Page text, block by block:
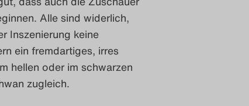
Alle sind widerlich,
Inszenierung keine
ein fremdartiges, irres
hellen oder im schwarzen
zugleich.